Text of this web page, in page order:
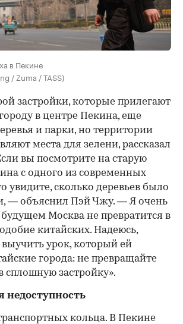
в Пекине
/ Zuma / TASS)
застройки, которые прилегают
в центре Пекина, еще
и парки, но территории
места для зелени, рассказал
вы посмотрите на старую
с одного из современных
увидите, сколько деревьев было
— объяснил Пэй Чжу. — Я очень
будущем Москва не превратится в
китайских. Надеюсь,
выучить урок, который ей
города: не превращайте
сплошную застройку».
недоступность
кольца. В Пекине